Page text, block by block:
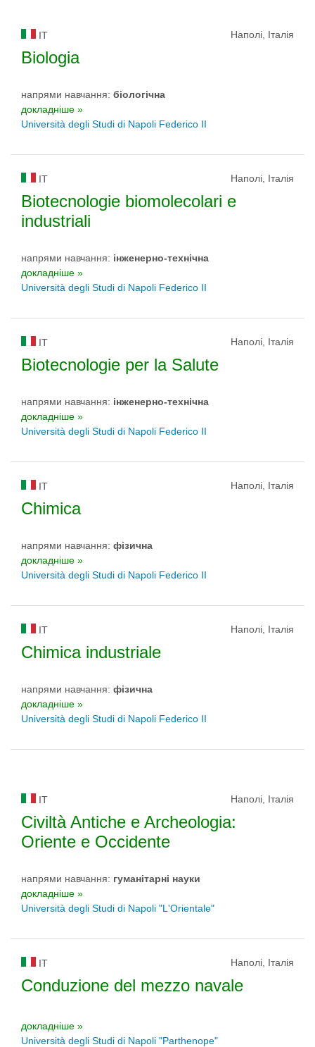
IT Наполі, Італія
Biologia
напрями навчання: біологічна
докладніше »
Università degli Studi di Napoli Federico II
IT Наполі, Італія
Biotecnologie biomolecolari e
industriali
напрями навчання: інженерно-технічна
докладніше »
Università degli Studi di Napoli Federico II
IT Наполі, Італія
Biotecnologie per la Salute
напрями навчання: інженерно-технічна
докладніше »
Università degli Studi di Napoli Federico II
IT Наполі, Італія
Chimica
напрями навчання: фізична
докладніше »
Università degli Studi di Napoli Federico II
IT Наполі, Італія
Chimica industriale
напрями навчання: фізична
докладніше »
Università degli Studi di Napoli Federico II
IT Наполі, Італія
Civiltà Antiche e Archeologia:
Oriente e Occidente
напрями навчання: гуманітарні науки
докладніше »
Università degli Studi di Napoli "L'Orientale"
IT Наполі, Італія
Conduzione del mezzo navale
докладніше »
Università degli Studi di Napoli "Parthenope"